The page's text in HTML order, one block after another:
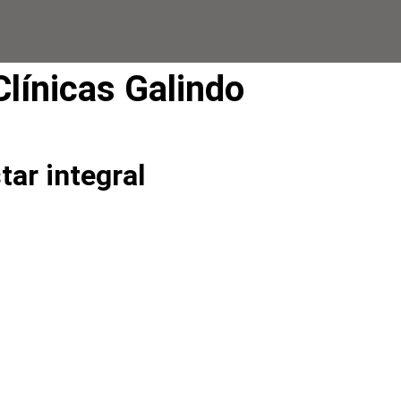
Galindo
integral